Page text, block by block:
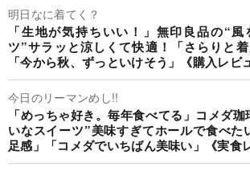
明日なに着てく？
「生地が気持ちいい！」無印良品の“
ツ”サラッと涼しくて快適！「さらりと着
「今から秋、ずっといけそう」《購入レビ
今日のリーマンめし!!
「めっちゃ好き。毎年食べてる」コメダ
いなスイーツ”美味すぎてホールで食べた
足感」「コメダでいちばん美味い」《実食